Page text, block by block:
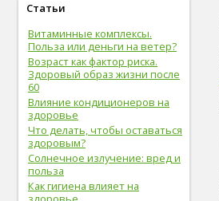
лабораторные
здоровые привычки (16)
волосы (15)
витамины (14)
сон (14)
алкоголизм (13)
центральная нервная
система (13)
онкологические болезни (12)
инструментальное
исследование (11)
идеальный вес (11)
Статьи
Витаминные комплексы.
Польза или деньги на ветер?
Возраст как фактор риска.
Здоровый образ жизни после
60
Влияние кондиционеров на
здоровье
Что делать, чтобы оставаться
здоровым?
Солнечное излучение: вред и
польза
Как гигиена влияет на